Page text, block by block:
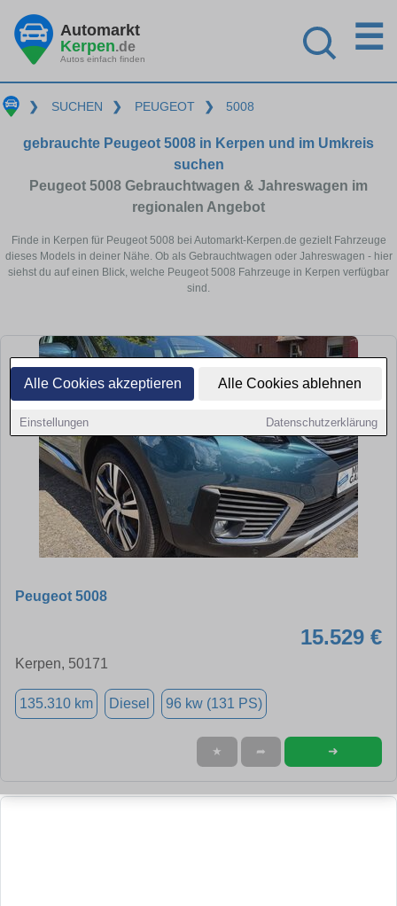
Alle Cookies akzeptieren Alle Cookies ablehnen
Einstellungen Datenschutzerklärung
Automarkt
Kerpen.de
Autos einfach finden
☰
❯ SUCHEN ❯ PEUGEOT ❯ 5008
gebrauchte Peugeot 5008 in Kerpen und im Umkreis
suchen
Peugeot 5008 Gebrauchtwagen & Jahreswagen im
regionalen Angebot
Finde in Kerpen für Peugeot 5008 bei Automarkt-Kerpen.de gezielt Fahrzeuge
dieses Models in deiner Nähe. Ob als Gebrauchtwagen oder Jahreswagen - hier
siehst du auf einen Blick, welche Peugeot 5008 Fahrzeuge in Kerpen verfügbar
sind.
Peugeot 5008
15.529 €
Kerpen, 50171
135.310 km Diesel 96 kw (131 PS)
★ ➦ ➜